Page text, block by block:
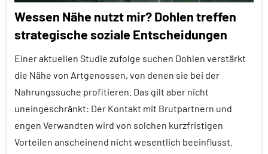
Forschung
aktuell
Säugetiere
Sozialverhalten
Wirbeltiere
Wessen Nähe nutzt mir? Dohlen treffen
strategische soziale Entscheidungen
Einer aktuellen Studie zufolge suchen Dohlen verstärkt
die Nähe von Artgenossen, von denen sie bei der
Nahrungssuche profitieren. Das gilt aber nicht
uneingeschränkt: Der Kontakt mit Brutpartnern und
engen Verwandten wird von solchen kurzfristigen
Vorteilen anscheinend nicht wesentlich beeinflusst.